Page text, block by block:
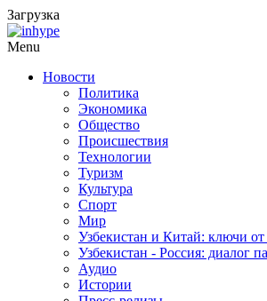
Загрузка
Menu
Новости
Политика
Экономика
Общество
Происшествия
Технологии
Туризм
Культура
Спорт
Мир
Узбекистан и Китай: ключи от
Узбекистан - Россия: диалог
Аудио
Истории